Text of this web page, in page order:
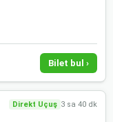
Bilet bul ›
Direkt Uçuş 3 sa 40 dk